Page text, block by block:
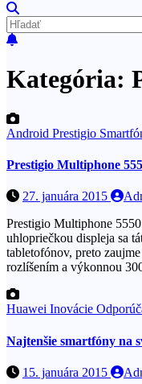
Kategória:
Android Prestigio
Prestigio Multiphone
27. januára 2015
Prestigio Multiphone
uhlopriečkou displeja sa
tabletofónov, preto
rozlíšením a výkonnou
Huawei Inovácie
Najtenšie smartfóny na
15. januára 2015